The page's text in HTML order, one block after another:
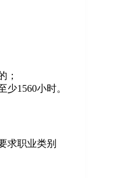
；
1560小时。
求职业类别